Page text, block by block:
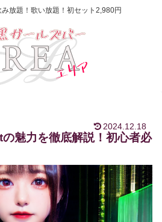
放題！歌い放題！初セット2,980円
2024.12.18
魅力を徹底解説！初心者必